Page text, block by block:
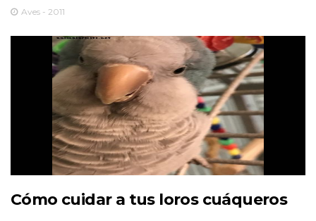
Aves - 2011
Cómo cuidar a tus loros cuáqueros